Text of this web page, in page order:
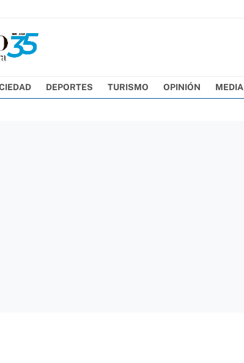
DEPORTES TURISMO OPINIÓN MEDIA